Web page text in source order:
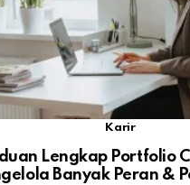
Karir
Lengkap Portfolio
Banyak Peran &